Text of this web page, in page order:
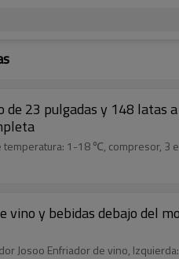
23 pulgadas y 148 latas
1-18 ℃, compresor, 3
y bebidas debajo del
Josoo Enfriador de vino,